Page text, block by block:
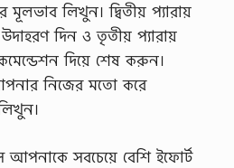
মূলভাব লিখুন। দ্বিতীয় প্যারায়
দিন ও তৃতীয় প্যারায়
দিয়ে শেষ করুন।
নিজের মতো করে
সবচেয়ে বেশি ইফোর্ট